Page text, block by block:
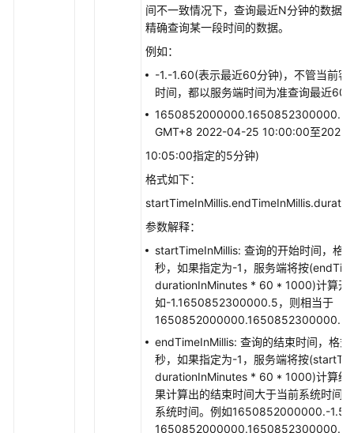
AddOrUpdateServiceDiscoveryRules
DeleteserviceDiscoveryRules
间不一致情况下，查询最近N分钟的数据
精确查询某一段时间的数据。
例如：
-1.-1.60(表示最近60分钟)，不管当前客
时间，都以服务端时间为准查询最近60
1650852000000.1650852300000.5(
GMT+8 2022-04-25 10:00:00至
10:05:00指定的5分钟)
格式如下：
参数解释：
startTimeInMillis: 查询的开始时间，格
秒，如果指定为-1，服务端将按
durationInMinutes * 60 * 1000)计算开
如-1.1650852300000.5，则相当于
1650852000000.1650852300000.5
endTimeInMillis: 查询的结束时间，格式
秒，如果指定为-1，服务端将按
durationInMinutes * 60 * 1000)计算结
果计算出的结束时间大于当前系统时间,
系统时间。例如1650852000000.-1.5
1650852000000.1650852300000.5